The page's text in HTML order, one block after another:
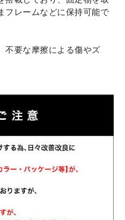
フレームなどに保持可能で
不要な摩擦による傷やズ